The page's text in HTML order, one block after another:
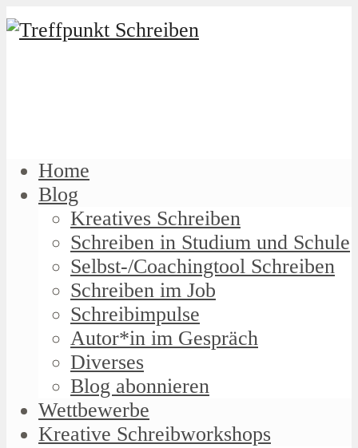
Home
Blog
Kreatives Schreiben
Schreiben in Studium und Schule
Selbst-/Coachingtool Schreiben
Schreiben im Job
Schreibimpulse
Autor*in im Gespräch
Diverses
Blog abonnieren
Wettbewerbe
Kreative Schreibworkshops